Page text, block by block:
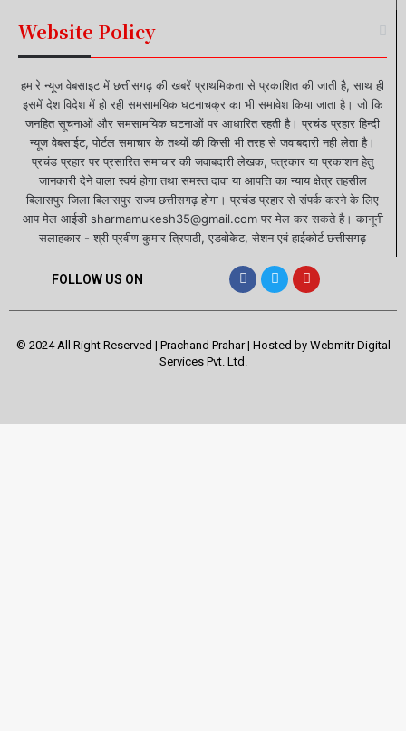
Website Policy
हमारे न्यूज वेबसाइट में छत्तीसगढ़ की खबरें प्राथमिकता से प्रकाशित की जाती है, साथ ही
इसमें देश विदेश में हो रही समसामयिक घटनाचक्र का भी समावेश किया जाता है। जो कि
जनहित सूचनाओं और समसामयिक घटनाओं पर आधारित रहती है। प्रचंड प्रहार हिन्दी
न्यूज वेबसाईट, पोर्टल समाचार के तथ्यों की किसी भी तरह से जवाबदारी नही लेता है।
प्रचंड प्रहार पर प्रसारित समाचार की जवाबदारी लेखक, पत्रकार या प्रकाशन हेतु
जानकारी देने वाला स्वयं होगा तथा समस्त दावा या आपत्ति का न्याय क्षेत्र तहसील
बिलासपुर जिला बिलासपुर राज्य छत्तीसगढ़ होगा। प्रचंड प्रहार से संपर्क करने के लिए
आप मेल आईडी sharmamukesh35@gmail.com पर मेल कर सकते है। कानूनी
सलाहकार - श्री प्रवीण कुमार त्रिपाठी, एडवोकेट, सेशन एवं हाईकोर्ट छत्तीसगढ़
FOLLOW US ON
© 2024 All Right Reserved | Prachand Prahar | Hosted by Webmitr Digital
Services Pvt. Ltd.